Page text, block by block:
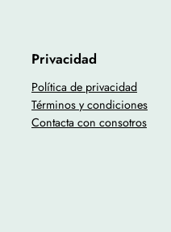
Privacidad
Política de privacidad
Términos y condiciones
Contacta con consotros